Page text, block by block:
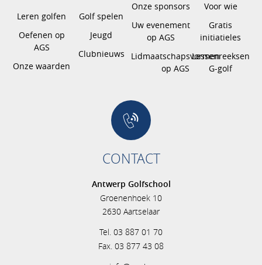
Leren golfen
Oefenen op
AGS
Onze waarden
Golf spelen
Jeugd
Clubnieuws
Onze sponsors
Uw evenement
op AGS
Lidmaatschapsvormen
op AGS
Voor wie
Gratis
initiatieles
Lessenreeksen
G-golf
CONTACT
Antwerp Golfschool
Groenenhoek 10
2630 Aartselaar
Tel. 03 887 01 70
Fax. 03 877 43 08